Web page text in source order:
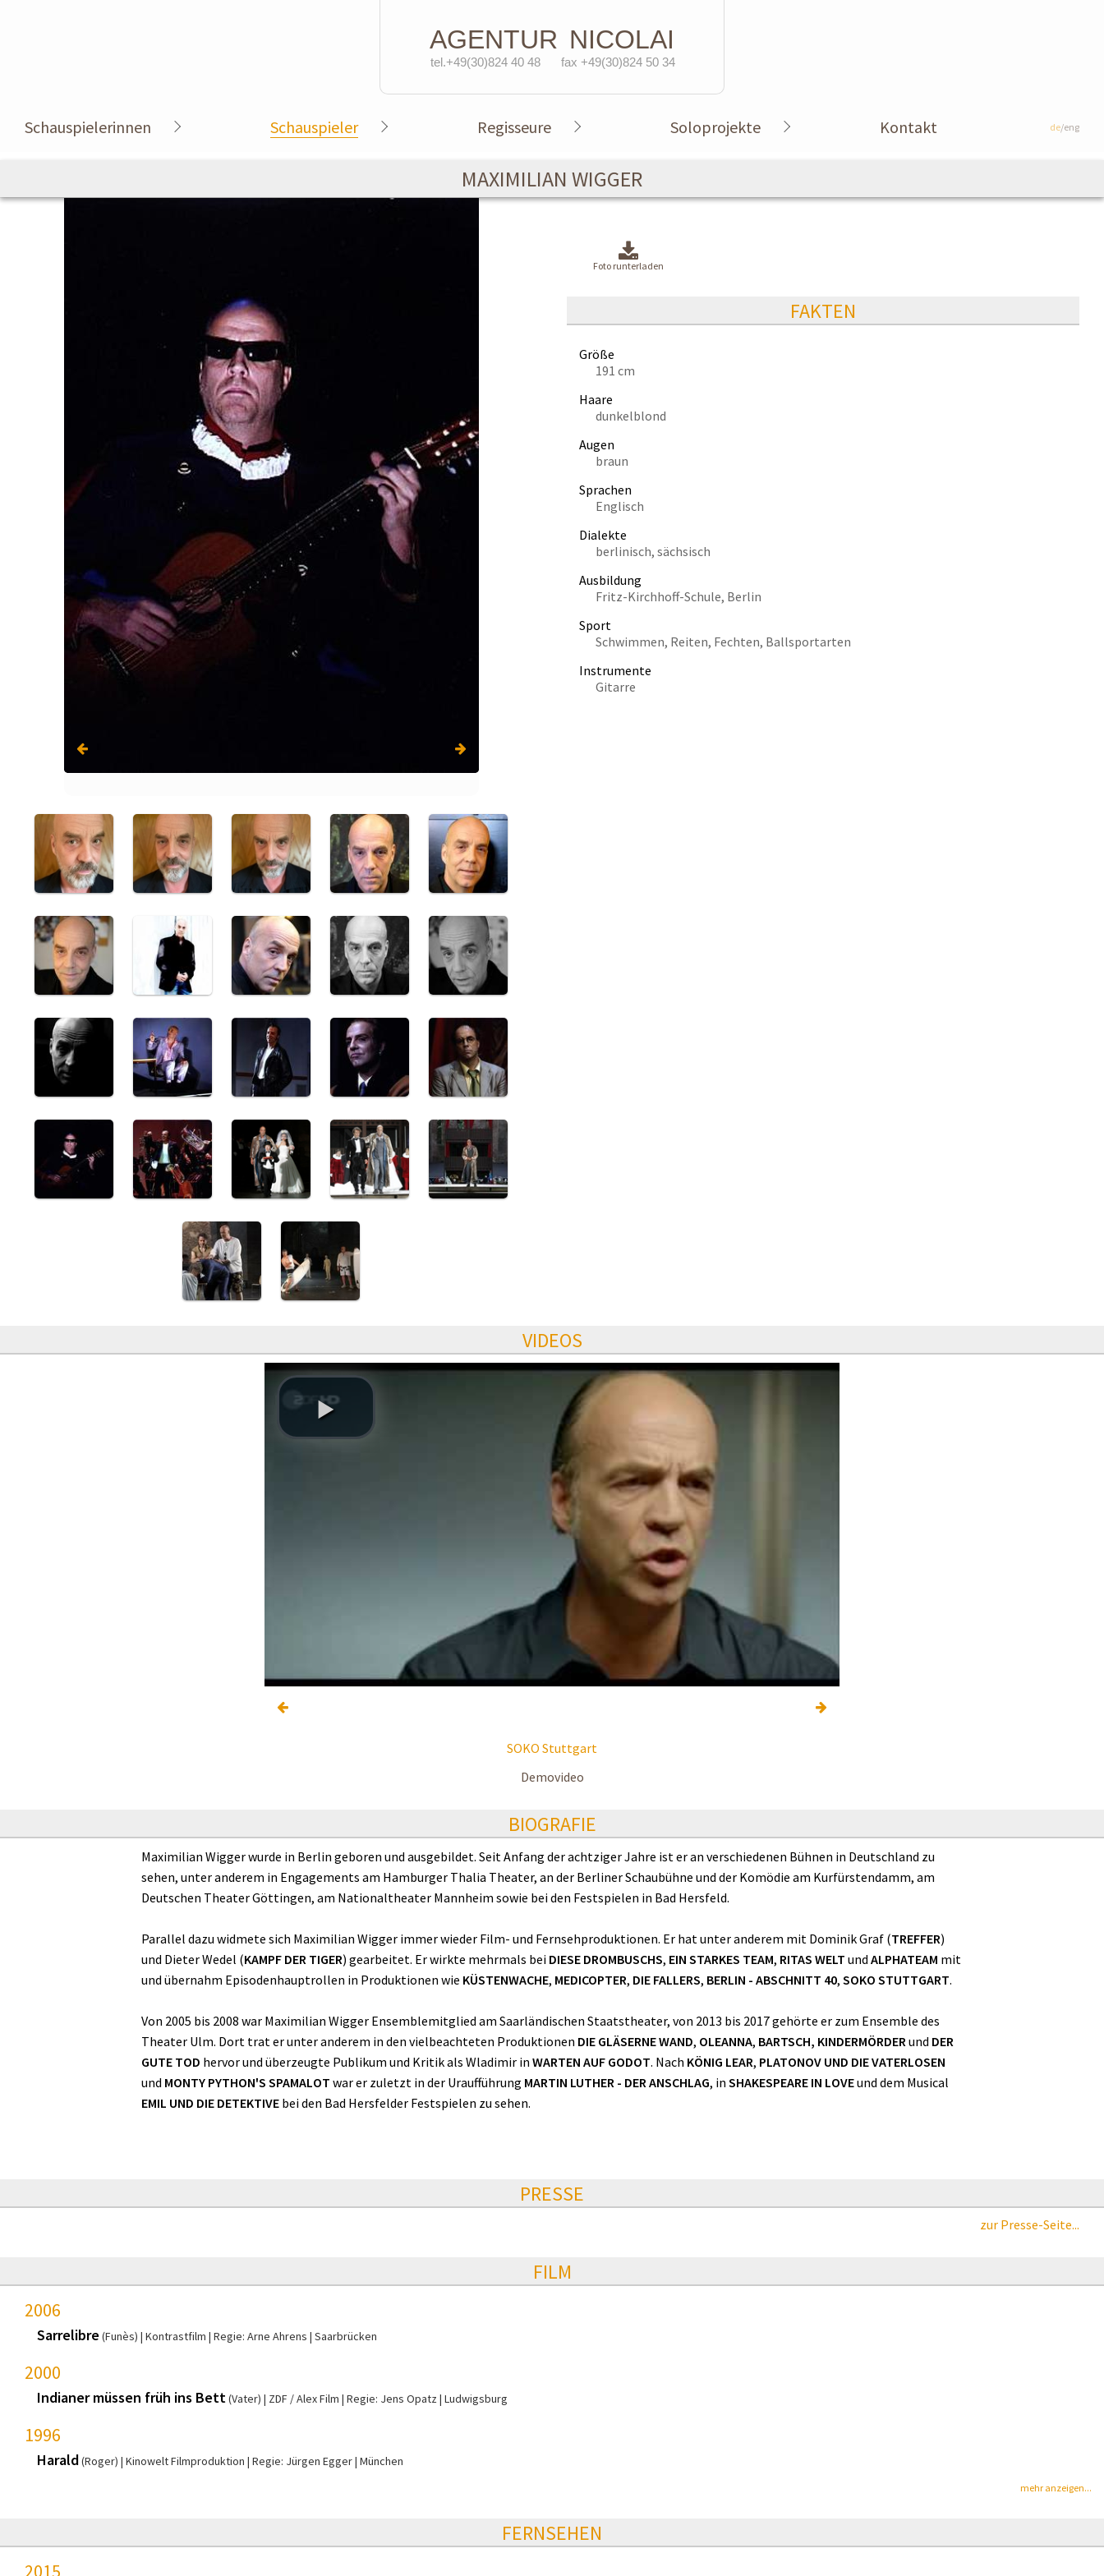
AGENTUR NICOLAI
tel.+49(30)824 40 48 fax +49(30)824 50 34
Schauspielerinnen Schauspieler Regisseure Soloprojekte Kontakt de/eng
MAXIMILIAN WIGGER
Foto runterladen
FAKTEN
Größe
191 cm
Haare
dunkelblond
Augen
braun
Sprachen
Englisch
Dialekte
berlinisch, sächsisch
Ausbildung
Fritz-Kirchhoff-Schule, Berlin
Sport
Schwimmen, Reiten, Fechten, Ballsportarten
Instrumente
Gitarre
VIDEOS
SOKO Stuttgart
Demovideo
BIOGRAFIE
Maximilian Wigger wurde in Berlin geboren und ausgebildet. Seit Anfang der achtziger Jahre ist er an verschiedenen Bühnen in Deutschland zu
sehen, unter anderem in Engagements am Hamburger Thalia Theater, an der Berliner Schaubühne und der Komödie am Kurfürstendamm, am
Deutschen Theater Göttingen, am Nationaltheater Mannheim sowie bei den Festspielen in Bad Hersfeld.
Parallel dazu widmete sich Maximilian Wigger immer wieder Film- und Fernsehproduktionen. Er hat unter anderem mit Dominik Graf (TREFFER)
und Dieter Wedel (KAMPF DER TIGER) gearbeitet. Er wirkte mehrmals bei DIESE DROMBUSCHS, EIN STARKES TEAM, RITAS WELT und ALPHATEAM mit
und übernahm Episodenhauptrollen in Produktionen wie KÜSTENWACHE, MEDICOPTER, DIE FALLERS, BERLIN - ABSCHNITT 40, SOKO STUTTGART.
Von 2005 bis 2008 war Maximilian Wigger Ensemblemitglied am Saarländischen Staatstheater, von 2013 bis 2017 gehörte er zum Ensemble des
Theater Ulm. Dort trat er unter anderem in den vielbeachteten Produktionen DIE GLÄSERNE WAND, OLEANNA, BARTSCH, KINDERMÖRDERund DER
GUTE TOD hervor und überzeugte Publikum und Kritik als Wladimir in WARTEN AUF GODOT. Nach KÖNIG LEAR, PLATONOV UND DIE VATERLOSEN
und MONTY PYTHON'S SPAMALOT war er zuletzt in der Uraufführung MARTIN LUTHER - DER ANSCHLAG, in SHAKESPEARE IN LOVEund dem Musical
EMIL UND DIE DETEKTIVE bei den Bad Hersfelder Festspielen zu sehen.
PRESSE
zur Presse-Seite...
FILM
2006
Sarrelibre (Funès) Kontrastfilm Regie: Arne Ahrens Saarbrücken
2000
Indianer müssen früh ins Bett(Vater) ZDF / Alex Film Regie: Jens Opatz Ludwigsburg
1996
Harald(Roger) Kinowelt Filmproduktion Regie: Jürgen Egger München
mehr anzeigen...
FERNSEHEN
2015